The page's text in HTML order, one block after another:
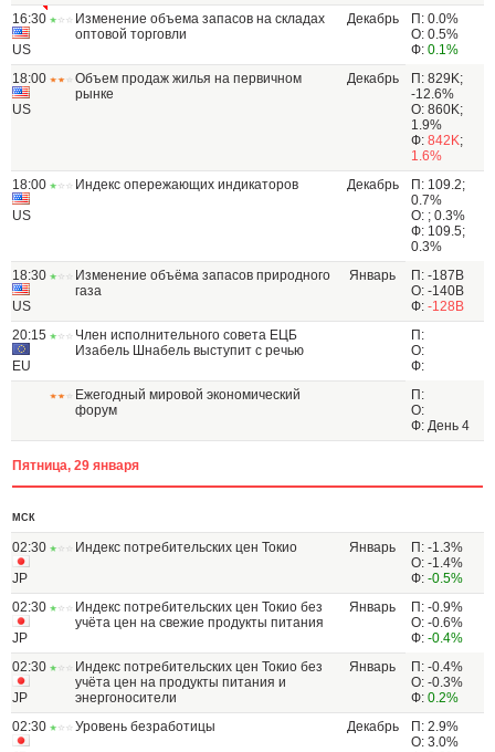
16:30
US
Изменение объема запасов на складах
оптовой торговли
Декабрь
П: 0.0%
О: 0.5%
Ф: 0.1%
18:00
US
Объем продаж жилья на первичном
рынке
Декабрь
П: 829K;
-12.6%
О: 860K;
1.9%
Ф: 842K;
1.6%
18:00
US
Индекс опережающих индикаторов Декабрь
П: 109.2;
0.7%
О: ; 0.3%
Ф: 109.5;
0.3%
18:30
US
Изменение объёма запасов природного
газа
Январь
П: -187B
О: -140B
Ф: -128B
20:15
EU
Член исполнительного совета ЕЦБ
Изабель Шнабель выступит с речью
П:
О:
Ф:
Ежегодный мировой экономический
форум
П:
О:
Ф: День 4
Пятница, 29 января
МСК
02:30
JP
Индекс потребительских цен Токио Январь
П: -1.3%
О: -1.4%
Ф: -0.5%
02:30
JP
Индекс потребительских цен Токио без
учёта цен на свежие продукты питания
Январь
П: -0.9%
О: -0.6%
Ф: -0.4%
02:30
JP
Индекс потребительских цен Токио без
учёта цен на продукты питания и
энергоносители
Январь
П: -0.4%
О: -0.3%
Ф: 0.2%
02:30
Уровень безработицы Декабрь
П: 2.9%
О: 3.0%